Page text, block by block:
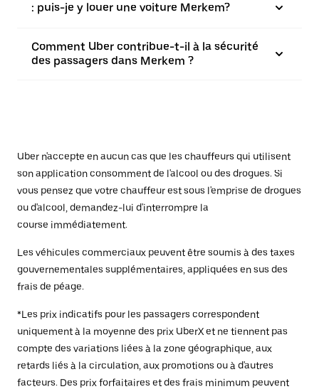
: puis-je y louer une voiture Merkem?
Comment Uber contribue-t-il à la sécurité
des passagers dans Merkem ?
Uber n'accepte en aucun cas que les chauffeurs qui utilisent
son application consomment de l'alcool ou des drogues. Si
vous pensez que votre chauffeur est sous l'emprise de drogues
ou d'alcool, demandez-lui d'interrompre la
course immédiatement.
Les véhicules commerciaux peuvent être soumis à des taxes
gouvernementales supplémentaires, appliquées en sus des
frais de péage.
*Les prix indicatifs pour les passagers correspondent
uniquement à la moyenne des prix UberX et ne tiennent pas
compte des variations liées à la zone géographique, aux
retards liés à la circulation, aux promotions ou à d'autres
facteurs. Des prix forfaitaires et des frais minimum peuvent